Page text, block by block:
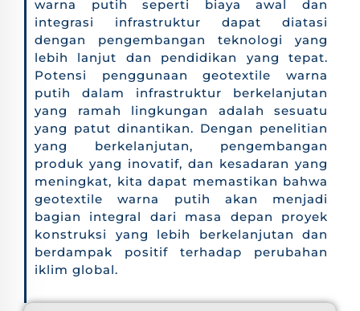
warna putih seperti biaya awal dan
integrasi infrastruktur dapat diatasi
dengan pengembangan teknologi yang
lebih lanjut dan pendidikan yang tepat.
Potensi penggunaan geotextile warna
putih dalam infrastruktur berkelanjutan
yang ramah lingkungan adalah sesuatu
yang patut dinantikan. Dengan penelitian
yang berkelanjutan, pengembangan
produk yang inovatif, dan kesadaran yang
meningkat, kita dapat memastikan bahwa
geotextile warna putih akan menjadi
bagian integral dari masa depan proyek
konstruksi yang lebih berkelanjutan dan
berdampak positif terhadap perubahan
iklim global.